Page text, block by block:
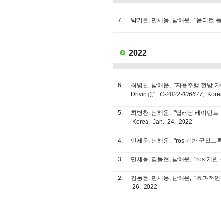
7. 박기완, 민세웅, 남해운, "옵티컬
2022
6.
최병찬, 남해운, "자율주행 전방
Driving)," C-2022-006677,
5.
최병찬, 남해운, "딥러닝 레이턴
Korea, Jan. 24, 2022
4. 민세웅, 남해운, "ros 기반 군집
3. 민세웅, 김동현, 남해운, "ros 기
2.
김동현, 민세웅, 남해운, "효과적
26, 2022